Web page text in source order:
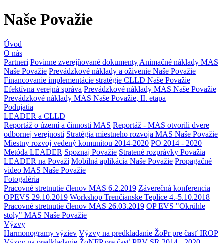
Naše Považie
Úvod
O nás
Partneri Povinne zverejňované dokumenty Animačné náklady MAS
Naše Považie Prevádzkové náklady a oživenie Naše Považie
Financovanie implementácie stratégie CLLD Naše Považie
Efektívna verejná správa Prevádzkové náklady MAS Naše Považie
Prevádzkové náklady MAS Naše Považie, II. etapa
Podujatia
LEADER a CLLD
Reportáž o území a činnosti MAS Reportáž - MAS otvorili dvere
odbornej verejnosti Stratégia miestneho rozvoja MAS Naše Považie
Miestny rozvoj vedený komunitou 2014-2020 PO 2014 - 2020
Metóda LEADER Spoznaj Považie Stratené rozprávky Považia
LEADER na Považí Mobilná aplikácia Naše Považie Propagačné
video MAS Naše Považie
Fotogaléria
Pracovné stretnutie členov MAS 6.2.2019 Záverečná konferencia
OPEVS 29.10.2019 Workshop Trenčianske Teplice 4.-5.10.2018
Pracovné stretnutie členov MAS 26.03.2019 OP EVS "Okrúhle
stoly" MAS Naše Považie
Výzvy
Harmonogramy výziev Výzvy na predkladanie ŽoPr pre časť IROP